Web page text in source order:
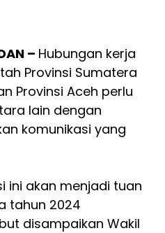
– Hubungan kerja
Provinsi Sumatera
Provinsi Aceh perlu
lain dengan
komunikasi yang
ini akan menjadi tuan
tahun 2024
disampaikan Wakil